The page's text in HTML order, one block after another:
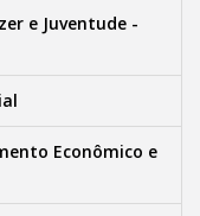
e Juventude -
Econômico e